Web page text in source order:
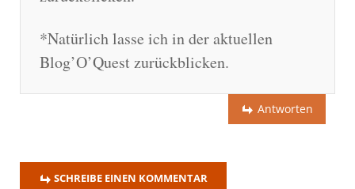
*Natürlich lasse ich in der aktuellen
Blog’O’Quest zurückblicken.
Antworten
SCHREIBE EINEN KOMMENTAR